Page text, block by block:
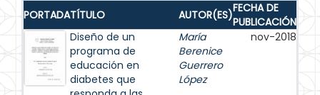
PORTADATÍTULO AUTOR(ES)FECHA DE
PUBLICACIÓN
Diseño de un
programa de
educación en
diabetes que
María
Berenice
Guerrero
López
nov-2018